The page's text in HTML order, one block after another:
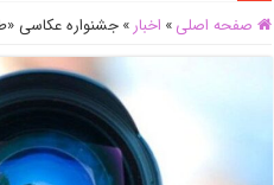
صفحه اصلی » اخبار » جشنواره عکاسی